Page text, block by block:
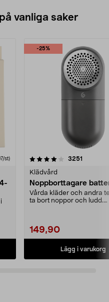
vanliga saker
st)
-25%
3251
Klädvård
Noppborttagare
Vårda kläder och andra
ta bort noppor och ludd.
149,90
Lägg i varukorg
4.5av 5 stjärnor